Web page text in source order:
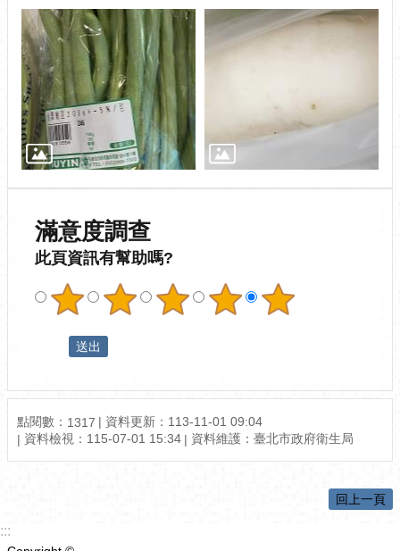
滿意度調查
此頁資訊有幫助嗎?
點閱數： 1317
資料更新：113-11-01 09:04
資料檢視：115-07-01 15:34
資料維護：臺北市政府衛生局
回上一頁
:::